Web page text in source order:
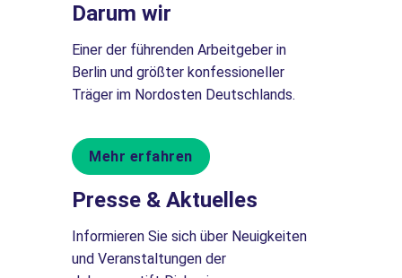
Darum wir
Einer der führenden Arbeitgeber in
Berlin und größter konfessioneller
Träger im Nordosten Deutschlands.
Mehr erfahren
Presse & Aktuelles
Informieren Sie sich über Neuigkeiten
und Veranstaltungen der